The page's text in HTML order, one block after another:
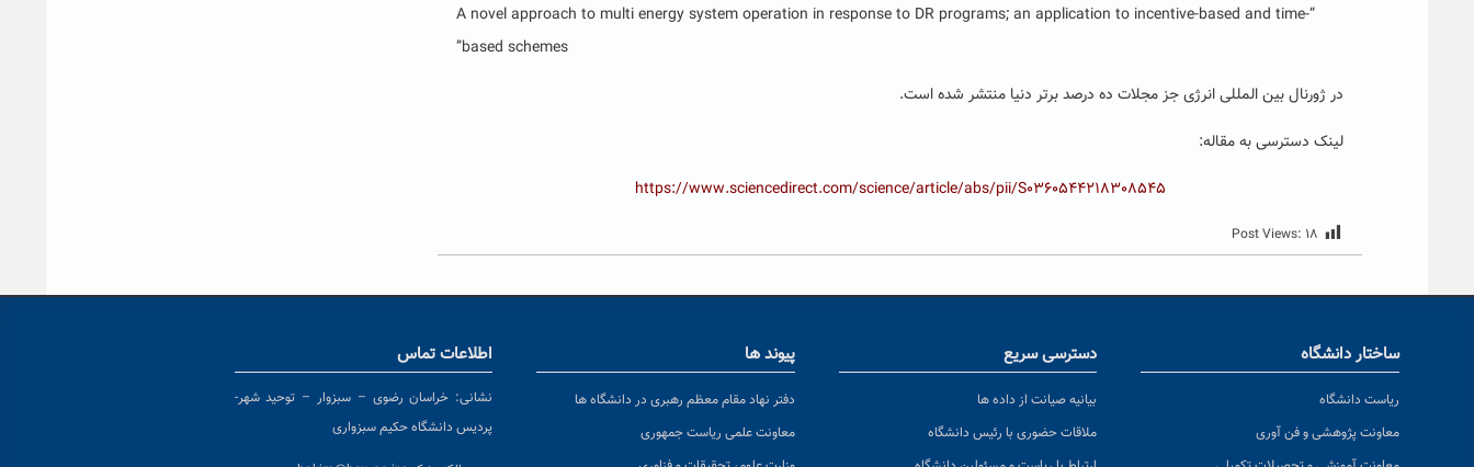
“A novel approach to multi energy system operation in response to DR programs; an application to incentive-based and time-
based schemes”
در ژورنال بین المللی انرژی جز مجلات ده درصد برتر دنیا منتشر شده است.
لینک دسترسی به مقاله:
https://www.sciencedirect.com/science/article/abs/pii/S0360544218308545
Post Views: ۱۸
ساختار دانشگاه
ریاست دانشگاه
معاونت پژوهشی و فن آوری
دسترسی سریع
بیانیه صیانت از داده ها
ملاقات حضوری با رئیس دانشگاه
پیوند ها
دفتر نهاد مقام معظم رهبری در دانشگاه ها
معاونت علمی ریاست جمهوری
اطلاعات تماس
نشانی: خراسان رضوی – سبزوار – توحید شهر-
پردیس دانشگاه حکیم سبزواری